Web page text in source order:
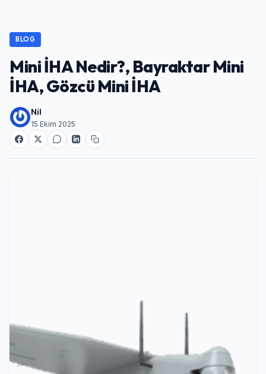
BLOG
Mini İHA Nedir?, Bayraktar Mini
İHA, Gözcü Mini İHA
Nil
15 Ekim 2025